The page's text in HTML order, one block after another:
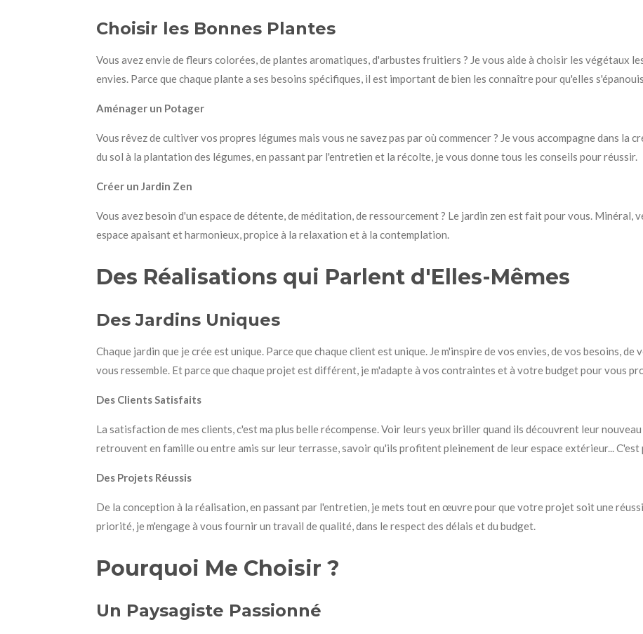
Choisir les Bonnes Plantes
Vous avez envie de fleurs colorées, de plantes aromatiques, d'arbustes fruitiers ? Je vous aide à choisir les végétaux
envies. Parce que chaque plante a ses besoins spécifiques, il est important de bien les connaître pour qu'elles
Aménager un Potager
Vous rêvez de cultiver vos propres légumes mais vous ne savez pas par où commencer ? Je vous accompagne dans
du sol à la plantation des légumes, en passant par l'entretien et la récolte, je vous donne tous les conseils pour réussir.
Créer un Jardin Zen
Vous avez besoin d'un espace de détente, de méditation, de ressourcement ? Le jardin zen est fait pour vous. Minéral,
espace apaisant et harmonieux, propice à la relaxation et à la contemplation.
Des Réalisations qui Parlent d'Elles-Mêmes
Des Jardins Uniques
Chaque jardin que je crée est unique. Parce que chaque client est unique. Je m'inspire de vos envies, de vos besoins,
vous ressemble. Et parce que chaque projet est différent, je m'adapte à vos contraintes et à votre budget pour vous
Des Clients Satisfaits
La satisfaction de mes clients, c'est ma plus belle récompense. Voir leurs yeux briller quand ils découvrent leur
retrouvent en famille ou entre amis sur leur terrasse, savoir qu'ils profitent pleinement de leur espace extérieur... C'est
Des Projets Réussis
De la conception à la réalisation, en passant par l'entretien, je mets tout en œuvre pour que votre projet soit une
priorité, je m'engage à vous fournir un travail de qualité, dans le respect des délais et du budget.
Pourquoi Me Choisir ?
Un Paysagiste Passionné